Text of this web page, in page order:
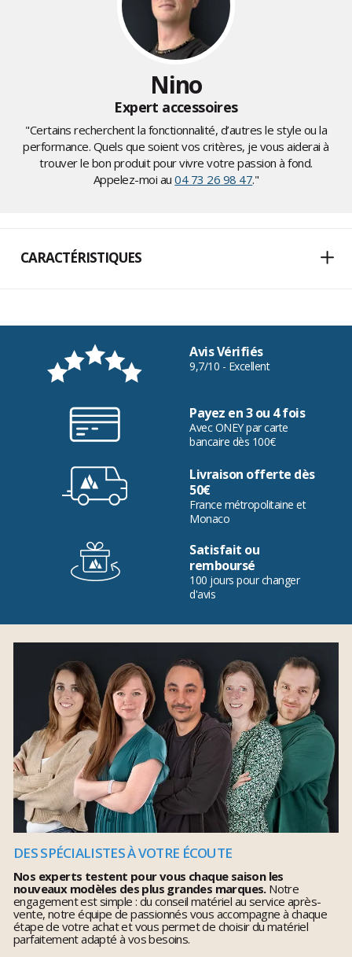
Nino
Expert accessoires
"Certains recherchent la fonctionnalité, d’autres le style ou la
performance. Quels que soient vos critères, je vous aiderai à
trouver le bon produit pour vivre votre passion à fond.
Appelez-moi au04 73 26 98 47."
CARACTÉRISTIQUES
Avis Vérifiés
9,7/10 - Excellent
Payez en 3 ou 4 fois
Avec ONEY par carte
bancaire dès 100€
Livraison offerte dès
50€
France métropolitaine et
Monaco
Satisfait ou
remboursé
100 jours pour changer
d'avis
DES SPÉCIALISTES À VOTRE ÉCOUTE
Nos experts testent pour vous chaque saison les
nouveaux modèles des plus grandes marques.Notre
engagement est simple : du conseil matériel au service après-
vente, notre équipe de passionnés vous accompagne à chaque
étape de votre achat et vous permet de choisir du matériel
parfaitement adapté à vos besoins.